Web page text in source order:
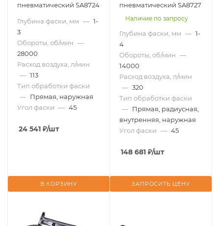
пневматический SA8724
Глубина фаски, мм — 1-
3
Обороты, об/мин —
28000
Расход воздуха, л/мин
— 113
Тип обработки фаски
— Прямая, наружная
Угол фаски — 45
24 541 ₽/шт
В КОРЗИНУ
пневматический SA8727
Наличие по запросу
Глубина фаски, мм — 1-
4
Обороты, об/мин —
14000
Расход воздуха, л/мин
— 320
Тип обработки фаски
— Прямая, радиусная,
внутренняя, наружная
Угол фаски — 45
148 681 ₽/шт
ЗАПРОСИТЬ ЦЕНУ